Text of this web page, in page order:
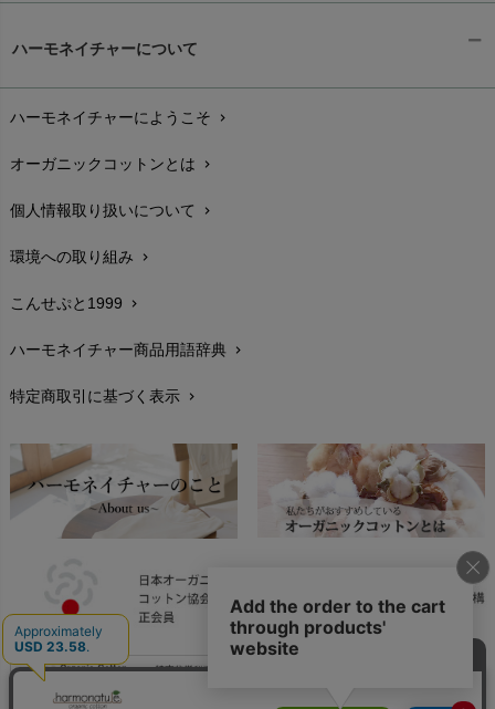
配送と送料chevron_right
在庫状況と発送予定chevron_right
サイズ・寸法chevron_right
生地・素材chevron_right
お手入れについて
レビューを書こうchevron_right
返品交換chevron_right
FAXでのご注文
お問い合わせchevron_right
ハーモネイチャーについて
ハーモネイチャーにようこそ chevron_right
オーガニックコットンとは chevron_right
個人情報取り扱いについて chevron_right
環境への取り組み chevron_right
こんせぷと1999 chevron_right
ハーモネイチャー商品用語辞典 chevron_right
特定商取引に基づく表示 chevron_right